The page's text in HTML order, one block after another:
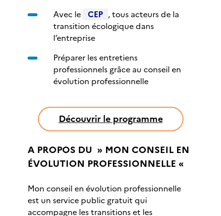
Avec le CEP , tous acteurs de la
transition écologique dans
l’entreprise
Préparer les entretiens
professionnels grâce au conseil en
évolution professionnelle
Découvrir le programme
A PROPOS DU » MON CONSEIL EN
ÉVOLUTION PROFESSIONNELLE «
Mon conseil en évolution professionnelle
est un service public gratuit qui
accompagne les transitions et les